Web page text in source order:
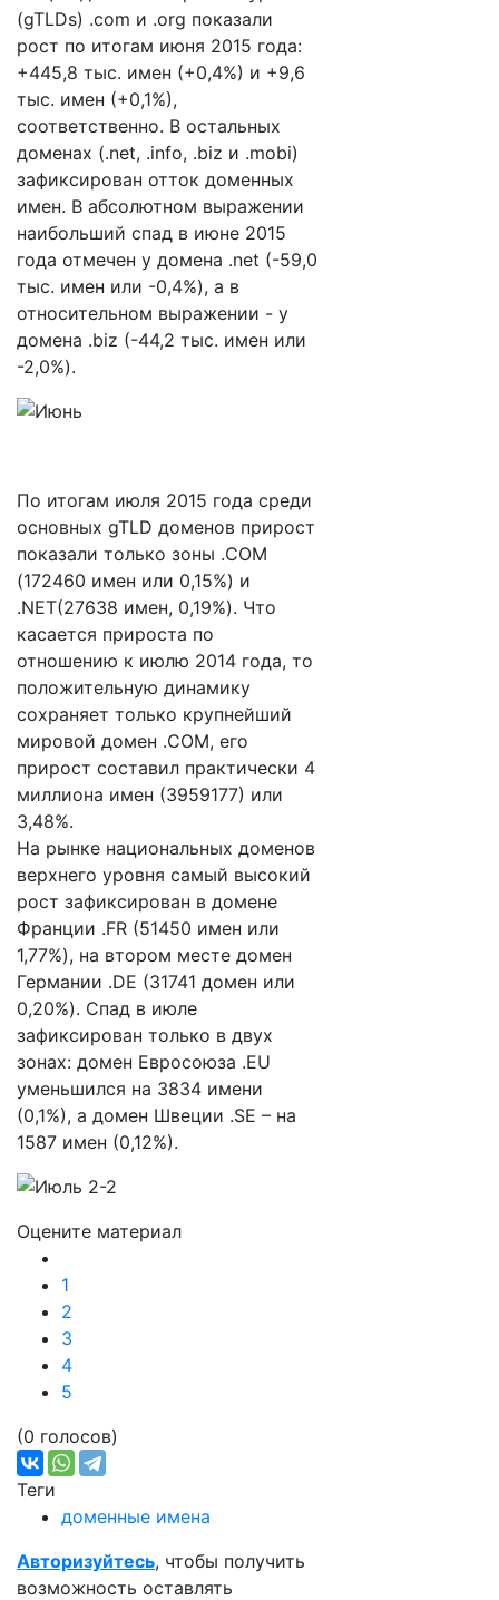
(gTLDs) .com и .org показали
рост по итогам июня 2015 года:
+445,8 тыс. имен (+0,4%) и +9,6
тыс. имен (+0,1%),
соответственно. В остальных
доменах (.net, .info, .biz и .mobi)
зафиксирован отток доменных
имен. В абсолютном выражении
наибольший спад в июне 2015
года отмечен у домена .net (-59,0
тыс. имен или -0,4%), а в
относительном выражении - у
домена .biz (-44,2 тыс. имен или
-2,0%).
По итогам июля 2015 года среди
основных gTLD доменов прирост
показали только зоны .COM
(172460 имен или 0,15%) и
.NET(27638 имен, 0,19%). Что
касается прироста по
отношению к июлю 2014 года, то
положительную динамику
сохраняет только крупнейший
мировой домен .COM, его
прирост составил практически 4
миллиона имен (3959177) или
3,48%.
На рынке национальных доменов
верхнего уровня самый высокий
рост зафиксирован в домене
Франции .FR (51450 имен или
1,77%), на втором месте домен
Германии .DE (31741 домен или
0,20%). Спад в июле
зафиксирован только в двух
зонах: домен Евросоюза .EU
уменьшился на 3834 имени
(0,1%), а домен Швеции .SE – на
1587 имен (0,12%).
Оцените материал
1
2
3
4
5
(0 голосов)
Теги
доменные имена
Авторизуйтесь, чтобы получить
возможность оставлять